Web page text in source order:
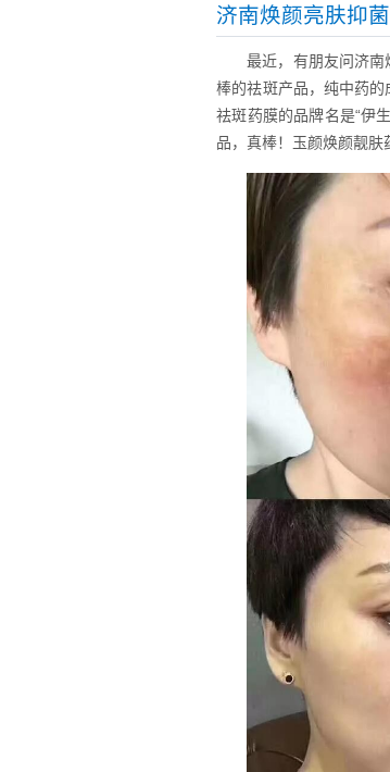
济南焕颜亮肤抑
最近，有朋友问济
棒的祛斑产品，纯中药
祛斑药膜的品牌名是“伊
品，真棒！玉颜焕颜靓肤